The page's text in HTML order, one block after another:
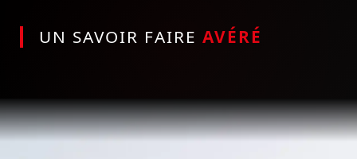
UN SAVOIR FAIRE AVÉRÉ